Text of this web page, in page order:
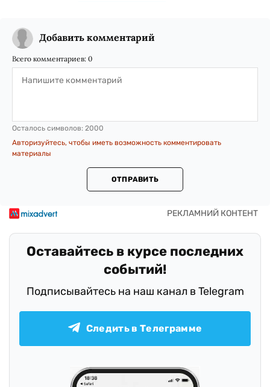
Добавить комментарий
Всего комментариев: 0
Осталось символов: 2000
Авторизуйтесь, чтобы иметь возможность комментировать
материалы
ОТПРАВИТЬ
Оставайтесь в курсе последних
событий!
Подписывайтесь на наш канал в Telegram
Следить в Телеграмме